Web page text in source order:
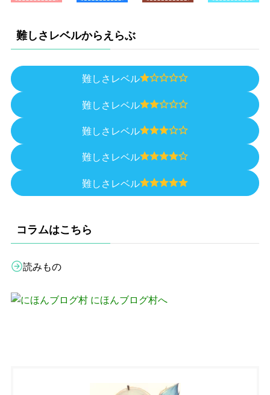
難しさレベルからえらぶ
難しさレベル
難しさレベル
難しさレベル
難しさレベル
難しさレベル
コラムはこちら
読みもの